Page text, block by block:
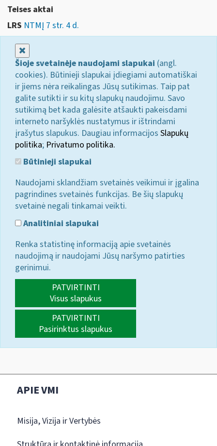
Teises aktai
LRS NTMĮ 7 str. 4 d.
Šioje svetainėje naudojami slapukai (angl.
cookies). Būtinieji slapukai įdiegiami automatiškai
ir jiems nėra reikalingas Jūsų sutikimas. Taip pat
galite sutikti ir su kitų slapukų naudojimu. Savo
sutikimą bet kada galėsite atšaukti pakeisdami
interneto naršyklės nustatymus ir ištrindami
įrašytus slapukus. Daugiau informacijos Slapukų
politika; Privatumo politika.
Būtinieji slapukai
Naudojami sklandžiam svetainės veikimui ir įgalina
pagrindines svetainės funkcijas. Be šių slapukų
svetainė negali tinkamai veikti.
Analitiniai slapukai
Renka statistinę informaciją apie svetainės
naudojimą ir naudojami Jūsų naršymo patirties
gerinimui.
PATVIRTINTI
Visus slapukus
PATVIRTINTI
Pasirinktus slapukus
APIE VMI
Misija, Vizija ir Vertybės